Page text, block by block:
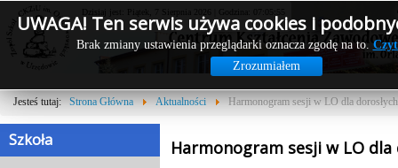
UWAGA! Ten serwis używa cookies i
Brak zmiany ustawienia przeglądarki oznacza zgodę na to.
Zrozumiałem
Dzisiaj jest: Piątek, 7 Sierpnia 2026 | Godzina: 07:05:55
Jesteś tutaj: Strona Główna Aktualności Harmonogram sesji w LO dla dorosłych
Szkoła Harmonogram sesji w LO dla